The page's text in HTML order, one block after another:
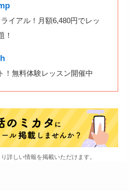
イアル！月額6,480円でレッ
！
！無料体験レッスン開催中
詳しい情報を掲載いただけます。